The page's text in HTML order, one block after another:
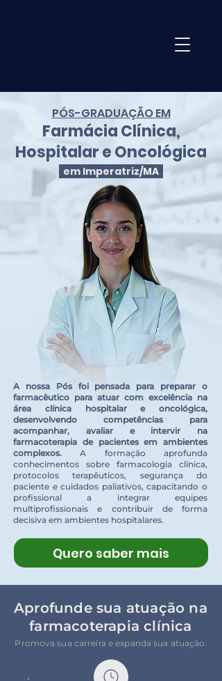
PÓS-GRADUAÇÃO EM
Farmácia Clínica,
Hospitalar e Oncológica
em Imperatriz/MA
A nossa Pós foi pensada para preparar o
farmacêutico para atuar com excelência na
área clínica hospitalar e oncológica,
desenvolvendo competências para
acompanhar, avaliar e intervir na
farmacoterapia de pacientes em ambientes
complexos.A formação aprofunda
conhecimentos sobre farmacologia clínica,
protocolos terapêuticos, segurança do
paciente e cuidados paliativos, capacitando o
profissional a integrar equipes
multiprofissionais e contribuir de forma
decisiva em ambientes hospitalares.
Quero saber mais
Aprofunde sua atuação na
farmacoterapia clínica
Promova sua carreira e expanda sua atuação.